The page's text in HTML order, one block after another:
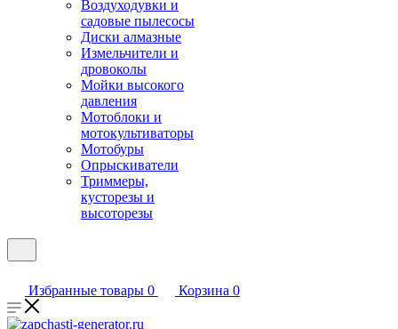
Воздуходувки и
садовые пылесосы
Диски алмазные
Измельчители и
дровоколы
Мойки высокого
давления
Мотоблоки и
мотокультиваторы
Мотобуры
Опрыскиватели
Триммеры,
кусторезы и
высоторезы
Избранные товары 0 Корзина 0